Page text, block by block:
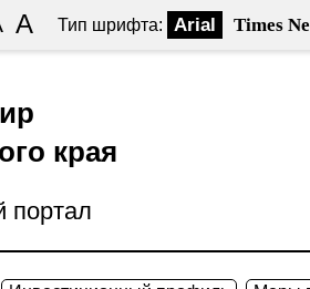
A Тип шрифта: Arial Times
края
портал